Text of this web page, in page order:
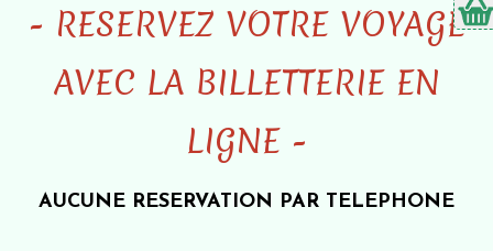
- RESERVEZ VOTRE VOYAGE
AVEC LA BILLETTERIE EN
LIGNE -
AUCUNE RESERVATION PAR TELEPHONE